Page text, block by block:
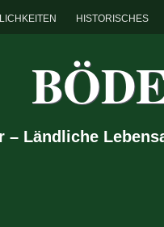
HISTORISCHES
– Ländliche